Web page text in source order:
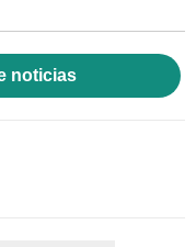
noticias